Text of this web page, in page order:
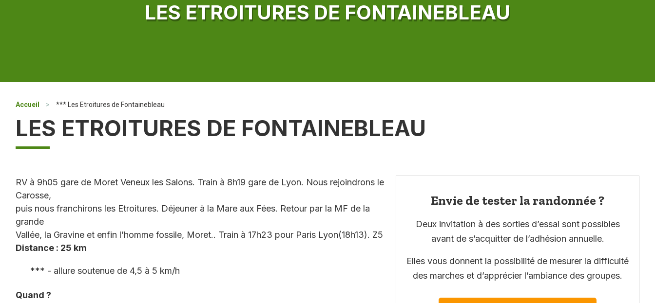
LES ETROITURES DE FONTAINEBLEAU
Accueil > *** Les Etroitures de Fontainebleau
LES ETROITURES DE FONTAINEBLEAU
RV à 9h05 gare de Moret Veneux les Salons. Train à 8h19 gare de Lyon. Nous rejoindrons le
Carosse,
puis nous franchirons les Etroitures. Déjeuner à la Mare aux Fées. Retour par la MF de la
grande
Vallée, la Gravine et enfin l’homme fossile, Moret.. Train à 17h23 pour Paris Lyon(18h13). Z5
Distance : 25 km
*** - allure soutenue de 4,5 à 5 km/h
Quand ?
Envie de tester la randonnée ?
Deux invitation à des sorties d’essai sont possibles
avant de s’acquitter de l’adhésion annuelle.
Elles vous donnent la possibilité de mesurer la difficulté
des marches et d’apprécier l’ambiance des groupes.